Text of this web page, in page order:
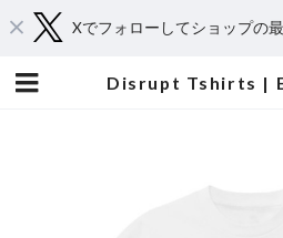
Xでフォローしてショップの